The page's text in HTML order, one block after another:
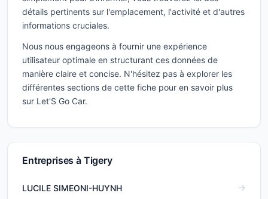
détails pertinents sur l'emplacement, l'activité et d'autres
informations cruciales.
Nous nous engageons à fournir une expérience
utilisateur optimale en structurant ces données de
manière claire et concise. N'hésitez pas à explorer les
différentes sections de cette fiche pour en savoir plus
sur Let'S Go Car.
Entreprises à Tigery
LUCILE SIMEONI-HUYNH